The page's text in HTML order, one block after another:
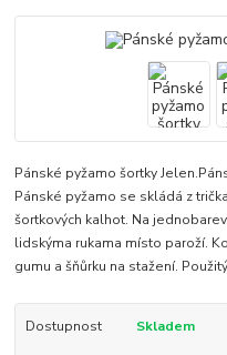
Pánské pyžamo šortky
Pánské pyžamo se skládá z
šortkových kalhot. Na
lidskýma rukama místo paroží.
gumu a šňůrku na stažení.
Dostupnost Skladem